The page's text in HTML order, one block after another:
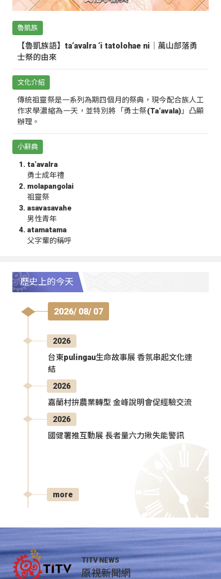
魯凱族
【魯凱族語】ta‘avalra ‘i tatolohae ni｜萬山部落勇
士祭的由來
文化介紹
傳統祖靈祭是一系列為期四個月的祭典，現今配合族人工
作求學濃縮為一天，並特別將「勇士祭(Ta‘avala)」凸顯
辦理。
小辭典
ta‘avalra
勇士成年禮
molapangolai
祖靈祭
asavasavahe
男性青年
atamatama
父字輩的稱呼
歷史上的今天
2026/ 08/ 07
2026
台東pulingau生命故事展 香氛串起文化連
結
2026
嘉蘭村拚農業轉型 金峰說明會促經驗交流
2026
國健署推互動展 長者量六力揪失能警訊
more
TITV NEWS
原視新聞網